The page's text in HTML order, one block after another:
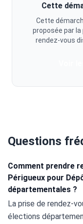
Cette
Cette
proposée par
rendez-vous
Questions
Comment prendre
Périgueux pour
départementales ?
La prise de rendez-
élections